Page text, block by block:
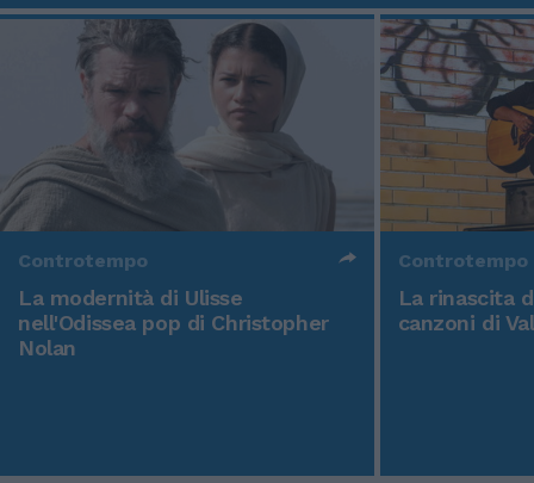
Controtempo
La modernità di Ulisse
nell'Odissea pop di Christopher
Nolan
Controtempo
La rinascita
canzoni di